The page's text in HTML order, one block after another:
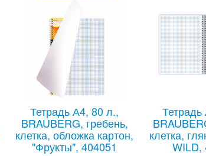
Собирайте детей в
Тетрадь А4, 80 л.,
BRAUBERG, гребень,
клетка, обложка картон,
"Фрукты", 404051
клетка,
WILD,